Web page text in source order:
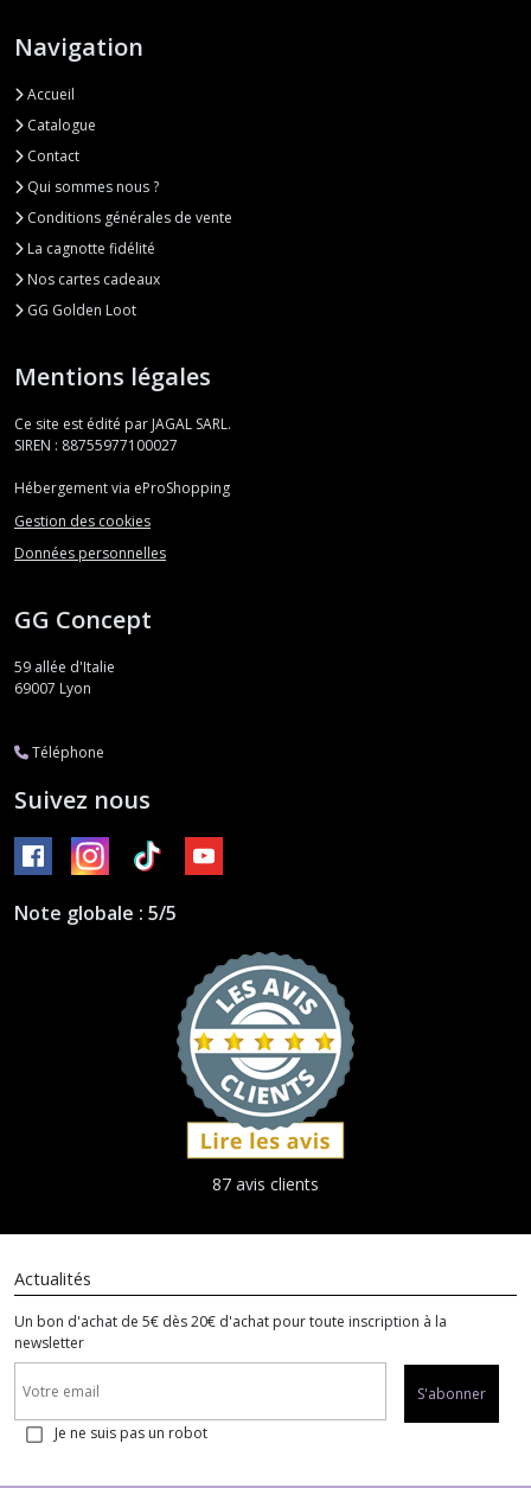
Navigation
Accueil
Catalogue
Contact
Qui sommes nous ?
Conditions générales de vente
La cagnotte fidélité
Nos cartes cadeaux
GG Golden Loot
Mentions légales
Ce site est édité par JAGAL SARL.
SIREN : 88755977100027
Hébergement via eProShopping
Gestion des cookies
Données personnelles
GG Concept
59 allée d'Italie
69007 Lyon
Téléphone
Suivez nous
Note globale : 5/5
87 avis clients
Actualités
Un bon d'achat de 5€ dès 20€ d'achat pour toute inscription à la
newsletter
S'abonner
Je ne suis pas un robot